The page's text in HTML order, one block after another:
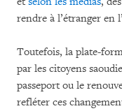
rendre à l’étranger en
Toutefois, la plate-
par les citoyens
passeport ou le
refléter ces